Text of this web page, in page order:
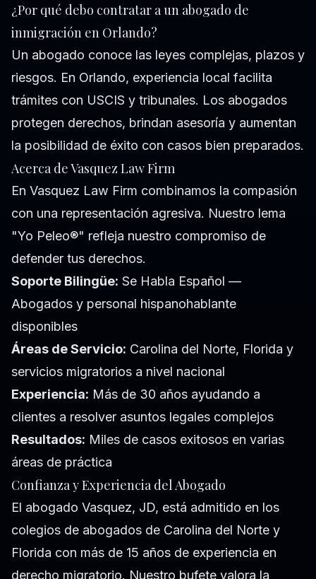
¿Por qué debo contratar a un abogado de
inmigración en Orlando?
Un abogado conoce las leyes complejas, plazos y
riesgos. En Orlando, experiencia local facilita
trámites con USCIS y tribunales. Los abogados
protegen derechos, brindan asesoría y aumentan
la posibilidad de éxito con casos bien preparados.
Acerca de Vasquez Law Firm
En Vasquez Law Firm combinamos la compasión
con una representación agresiva. Nuestro lema
"Yo Peleo®" refleja nuestro compromiso de
defender tus derechos.
Soporte Bilingüe: Se Habla Español —
Abogados y personal hispanohablante
disponibles
Áreas de Servicio: Carolina del Norte, Florida y
servicios migratorios a nivel nacional
Experiencia: Más de 30 años ayudando a
clientes a resolver asuntos legales complejos
Resultados: Miles de casos exitosos en varias
áreas de práctica
Confianza y Experiencia del Abogado
El abogado Vasquez, JD, está admitido en los
colegios de abogados de Carolina del Norte y
Florida con más de 15 años de experiencia en
derecho migratorio. Nuestro bufete valora la